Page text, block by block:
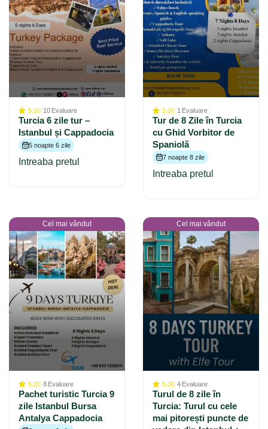
5.00 10 Evaluare
Turcia 6 zile tur –
Istanbul și Cappadocia
5 noapte 6 zile
Intreaba pretul
5.00 1 Evaluare
Tur de 8 Zile în Turcia
cu Ghid Vorbitor de
Spaniolă
7 noapte 8 zile
Intreaba pretul
Cel mai vândut
5.00 8 Evaluare
Pachet turistic Turcia 9
zile Istanbul Bursa
Antalya Cappadocia
Cel mai vândut
5.00 4 Evaluare
Turul de 8 zile în
Turcia: Turul cu cele
mai pitorești puncte de